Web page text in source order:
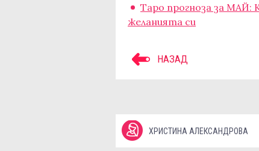
Таро прогноза за МАЙ:
желанията си
НАЗАД
ХРИСТИНА АЛЕКСАНДРОВА